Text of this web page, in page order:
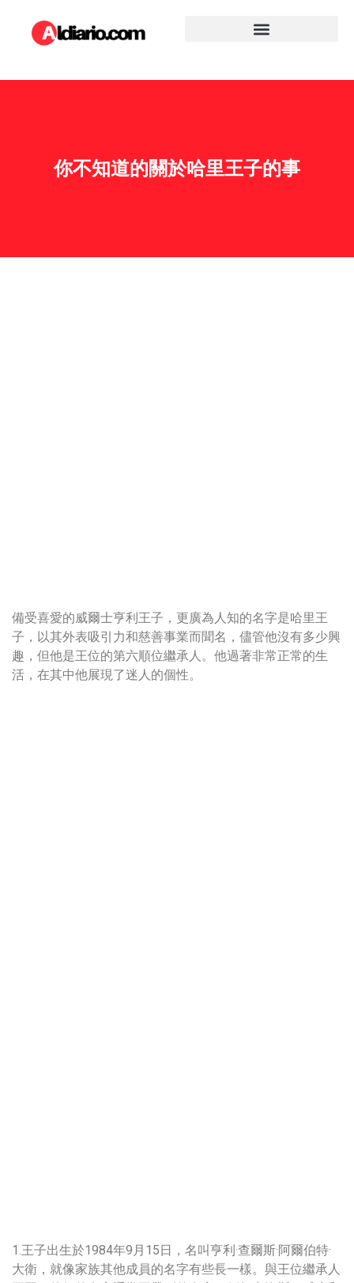
你不知道的關於哈里王子的事
備受喜愛的威爾士亨利王子，更廣為人知的名字是哈里王
子，以其外表吸引力和慈善事業而聞名，儘管他沒有多少興
趣，但他是王位的第六順位繼承人。他過著非常正常的生
活，在其中他展現了迷人的個性。
1.王子出生於1984年9月15日，名叫亨利·查爾斯·阿爾伯特·
大衛，就像家族其他成員的名字有些長一樣。與王位繼承人